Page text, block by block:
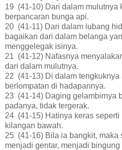
19 (41-10) Dari dalam mulutnya
berpancaran bunga api.
20 (41-11) Dari dalam lubang
bagaikan dari dalam belanga
menggelegak isinya.
21 (41-12) Nafasnya
dari dalam mulutnya.
22 (41-13) Di dalam tengkuknya
berlompatan di hadapannya.
23 (41-14) Daging gelambirnya
padanya, tidak tergerak.
24 (41-15) Hatinya keras seperti
kilangan bawah.
25 (41-16) Bila ia bangkit, maka
menjadi gentar, menjadi